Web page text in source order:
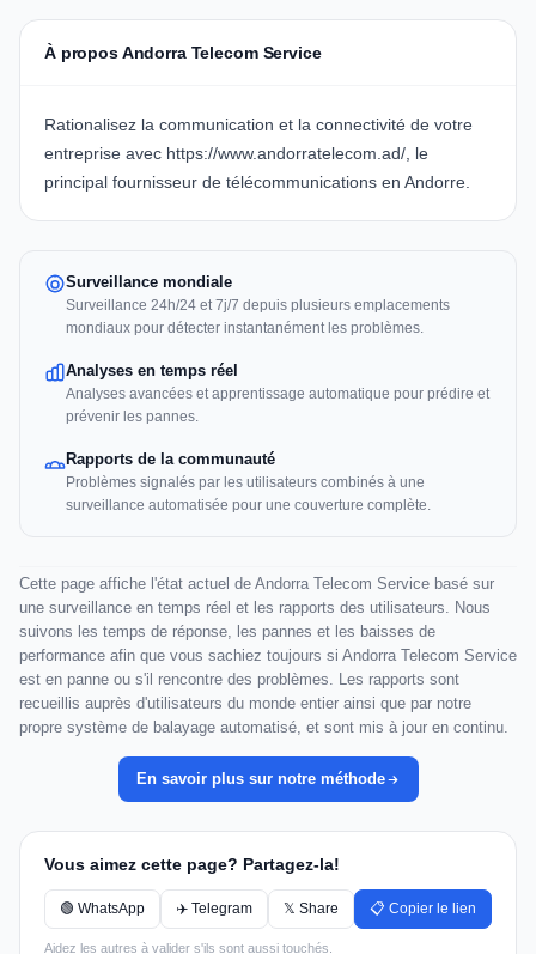
À propos Andorra Telecom Service
Rationalisez la communication et la connectivité de votre
entreprise avec https://www.andorratelecom.ad/, le
principal fournisseur de télécommunications en Andorre.
Surveillance mondiale
Surveillance 24h/24 et 7j/7 depuis plusieurs emplacements
mondiaux pour détecter instantanément les problèmes.
Analyses en temps réel
Analyses avancées et apprentissage automatique pour prédire et
prévenir les pannes.
Rapports de la communauté
Problèmes signalés par les utilisateurs combinés à une
surveillance automatisée pour une couverture complète.
Cette page affiche l'état actuel de Andorra Telecom Service basé sur
une surveillance en temps réel et les rapports des utilisateurs. Nous
suivons les temps de réponse, les pannes et les baisses de
performance afin que vous sachiez toujours si Andorra Telecom Service
est en panne ou s'il rencontre des problèmes. Les rapports sont
recueillis auprès d'utilisateurs du monde entier ainsi que par notre
propre système de balayage automatisé, et sont mis à jour en continu.
En savoir plus sur notre méthode
Vous aimez cette page? Partagez-la!
🟢 WhatsApp ✈️ Telegram 𝕏 Share 📋 Copier le lien
Aidez les autres à valider s'ils sont aussi touchés.